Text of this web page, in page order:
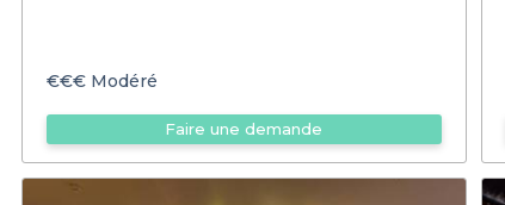
€€€ Modéré
Faire une demande